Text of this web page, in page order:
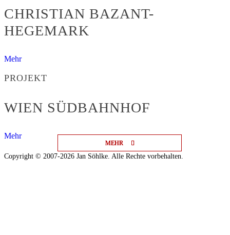
MEHR
MEHR
MEHR
CHRISTIAN BAZANT-
HEGEMARK
Mehr
PROJEKT
WIEN SÜDBAHNHOF
Mehr
Copyright © 2007-2026 Jan Söhlke. Alle Rechte vorbehalten.